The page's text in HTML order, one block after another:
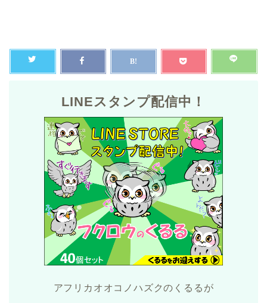
LINEスタンプ配信中！
アフリカオオコノハズクのくるるが